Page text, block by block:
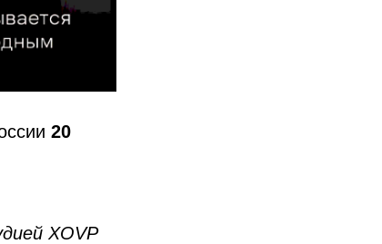
20
XOVP